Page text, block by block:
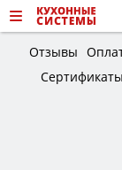
Отзывы
Сертификаты